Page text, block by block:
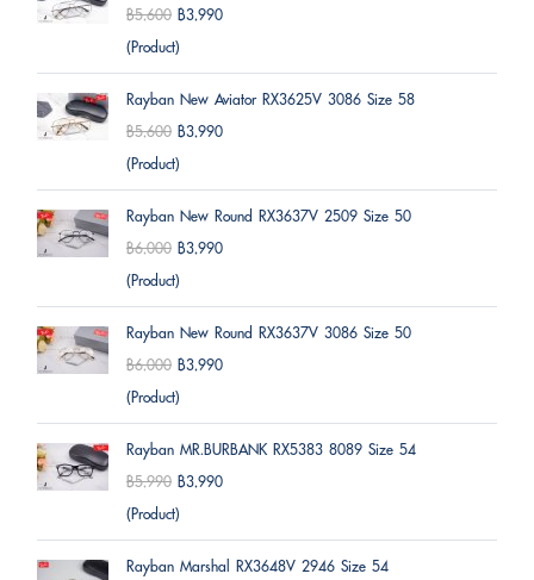
฿5,600 ฿3,990
(Product)
Rayban New Aviator RX3625V 3086 Size 58
฿5,600 ฿3,990
(Product)
Rayban New Round RX3637V 2509 Size 50
฿6,000 ฿3,990
(Product)
Rayban New Round RX3637V 3086 Size 50
฿6,000 ฿3,990
(Product)
Rayban MR.BURBANK RX5383 8089 Size 54
฿5,990 ฿3,990
(Product)
Rayban Marshal RX3648V 2946 Size 54